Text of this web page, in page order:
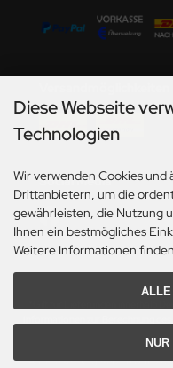
Social Media
Alle Preise inkl. gesetzl. MwSt.
Diese Webseite
Technologien
Wir verwenden Cookies und
Drittanbietern, um die
gewährleisten, die Nutzung
Ihnen ein bestmögliches
Weitere Informationen
ALLE